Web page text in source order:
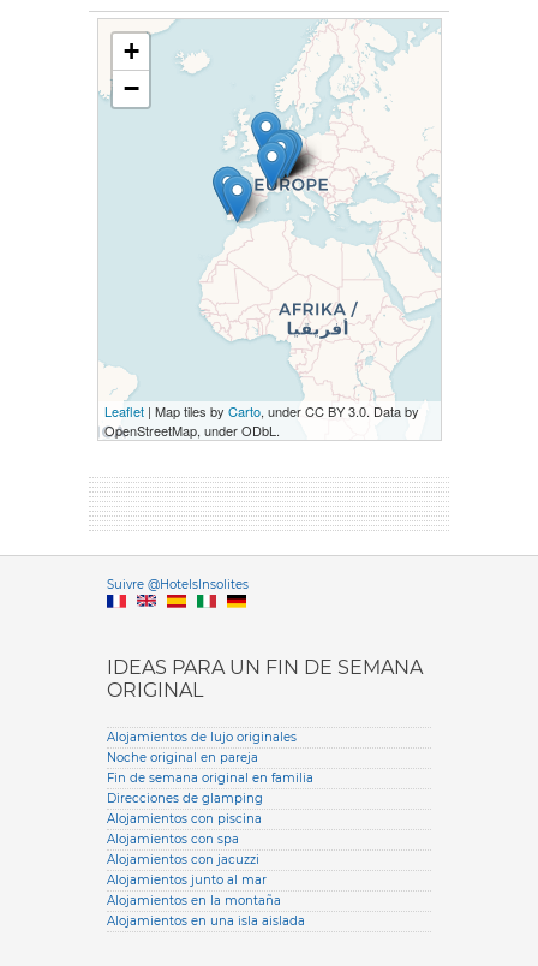
+
−
Leaflet| Map tiles by Carto, under CC BY 3.0. Data by
OpenStreetMap, under ODbL.
Suivre @HotelsInsolitesVersione
IDEAS PARA UN FIN DE SEMANA
ORIGINAL
Alojamientos de lujo originales
Noche original en pareja
Fin de semana original en familia
Direcciones de glamping
Alojamientos con piscina
Alojamientos con spa
Alojamientos con jacuzzi
Alojamientos junto al mar
Alojamientos en la montaña
Alojamientos en una isla aislada